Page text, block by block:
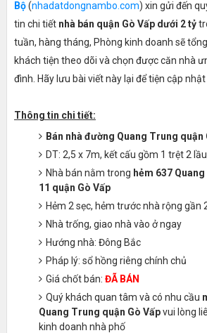
Bộ(nhadatdongnambo.com) xin gửi đến
tin chi tiết nhà bán quận Gò Vấp dưới 2 tỷ
tuần, hàng tháng, Phòng kinh doanh sẽ
khách tiện theo dõi và chọn được căn nhà
đình. Hãy lưu bài viết này lại để tiện cập
Thông tin chi tiết:
Bán nhà đường Quang Trung quận
DT: 2,5 x 7m, kết cấu gồm 1 trệt 2
Nhà bán nằm trong hẻm 637
11 quận Gò Vấp
Hẻm 2 sẹc, hẻm trước nhà rộng gần
Nhà trống, giao nhà vào ở ngay
Hướng nhà: Đông Bắc
Pháp lý: sổ hồng riêng chính chủ
Giá chốt bán: ĐÃ BÁN
Quý khách quan tâm và có nhu cầu
Quang Trung quận Gò Vấpvui lòng
kinh doanh nhà phố